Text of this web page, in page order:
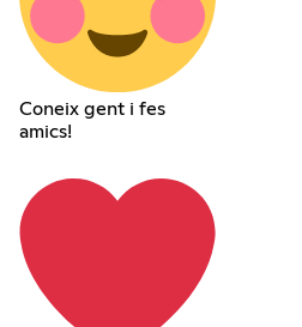
Coneix gent i fes
amics!